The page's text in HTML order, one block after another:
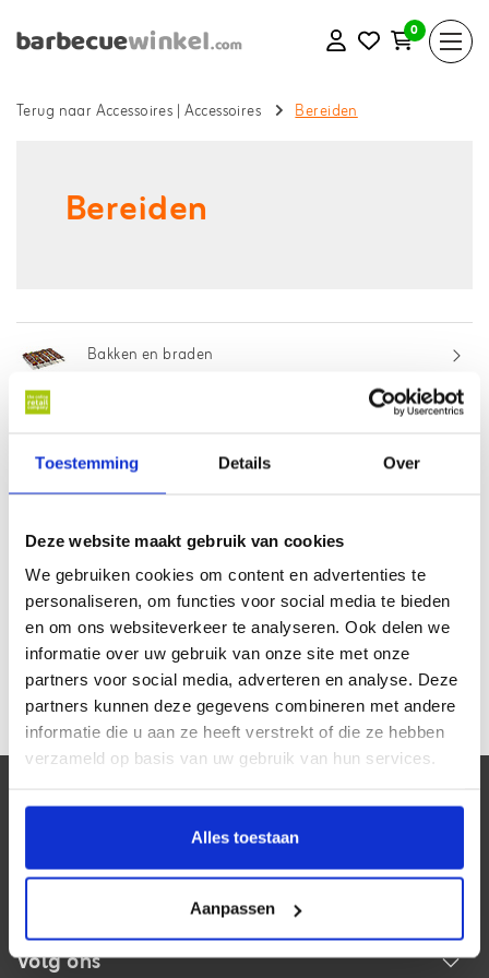
Toestemming Details Over
Deze website maakt gebruik van cookies
We gebruiken cookies om content en advertenties te
personaliseren, om functies voor social media te bieden
en om ons websiteverkeer te analyseren. Ook delen we
informatie over uw gebruik van onze site met onze
partners voor social media, adverteren en analyse. Deze
partners kunnen deze gegevens combineren met andere
informatie die u aan ze heeft verstrekt of die ze hebben
verzameld op basis van uw gebruik van hun services.
Alles toestaan
Aanpassen
0
Terug naar Accessoires | Accessoires Bereiden
Bereiden
Bakken en braden
Rookhout
Rookplanken
Spatels en tangen
Smokeboxen
Klantenservice
Contactgegevens
Volg ons